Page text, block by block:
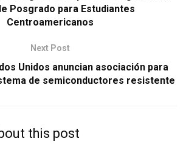
Posgrado para Estudiantes
Centroamericanos
Next Post
Unidos anuncian asociación para
de semiconductores resistente
this post